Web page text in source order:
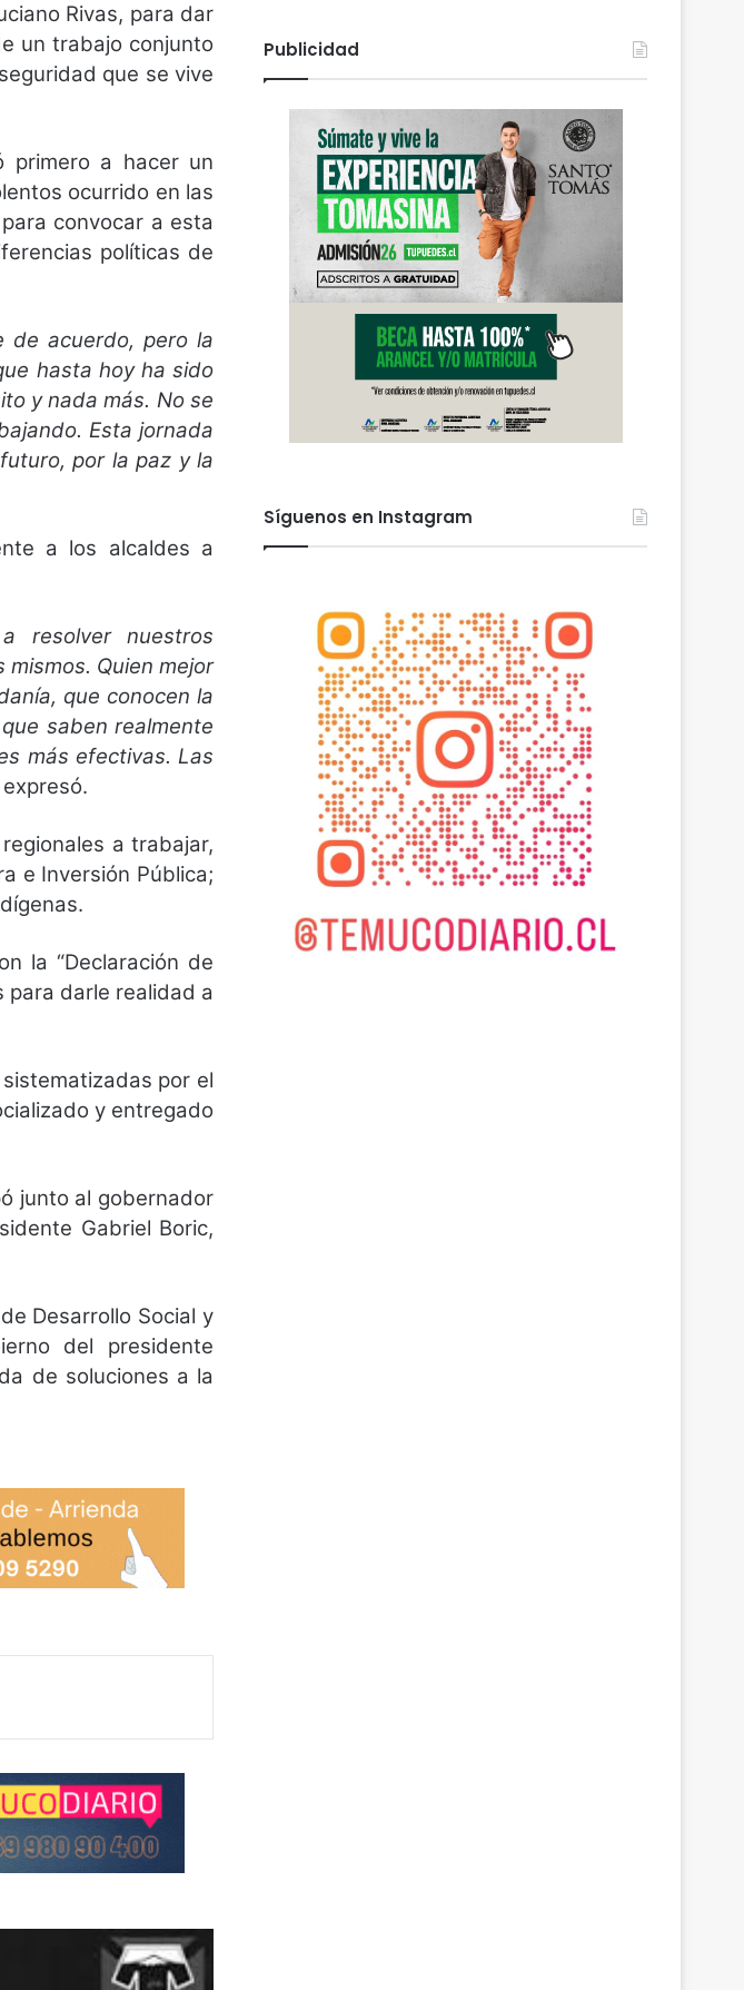
Rivas, para dar
un trabajo conjunto
que se vive
primero a hacer un
ocurrido en las
convocar a esta
políticas de
de acuerdo, pero la
hasta hoy ha sido
y nada más. No se
Esta jornada
por la paz y la
a los alcaldes a
resolver nuestros
Quien mejor
que conocen la
saben realmente
más efectivas. Las
a trabajar,
e Inversión Pública;
la “Declaración de
para darle realidad a
por el
y entregado
junto al gobernador
Gabriel Boric,
Desarrollo Social y
del presidente
de soluciones a la
Publicidad
Síguenos en Instagram